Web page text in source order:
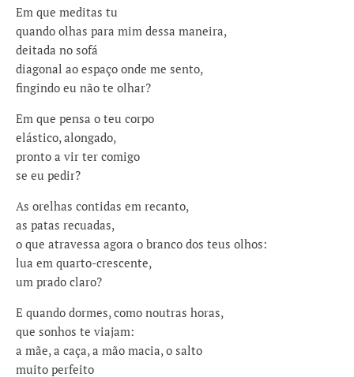
Em que meditas tu
quando olhas para mim dessa maneira,
deitada no sofá
diagonal ao espaço onde me sento,
fingindo eu não te olhar?
Em que pensa o teu corpo
elástico, alongado,
pronto a vir ter comigo
se eu pedir?
As orelhas contidas em recanto,
as patas recuadas,
o que atravessa agora o branco dos teus olhos:
lua em quarto-crescente,
um prado claro?
E quando dormes, como noutras horas,
que sonhos te viajam:
a mãe, a caça, a mão macia, o salto
muito perfeito